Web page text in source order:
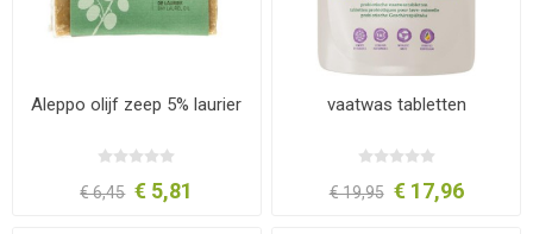
Aleppo olijf zeep 5% laurier
€ 6,45 € 5,81
vaatwas tabletten
€ 19,95 € 17,96